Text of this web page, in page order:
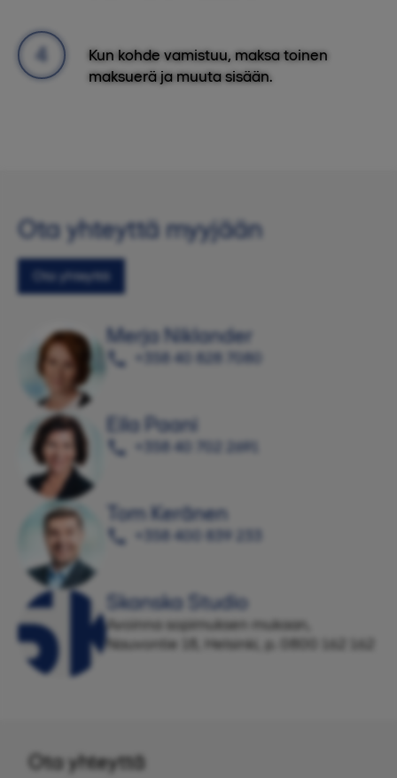
Kun kohde vamistuu, maksa toinen
maksuerä ja muuta sisään.
Ota yhteyttä myyjään
Ota yhteyttä
Merja Niklander
+358 40 828 7080
Eila Paani
+358 40 702 2691
Tom Keränen
+358 400 839 233
Skanska Studio
Avoinna sopimuksen mukaan,
Nauvontie 18, Helsinki, p. 0800 162 162
Ota yhteyttä